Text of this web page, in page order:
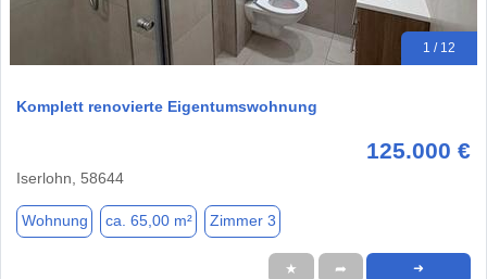
1 / 12
Komplett renovierte Eigentumswohnung
125.000 €
Iserlohn, 58644
Wohnung ca. 65,00 m² Zimmer 3
★ ➦ ➜